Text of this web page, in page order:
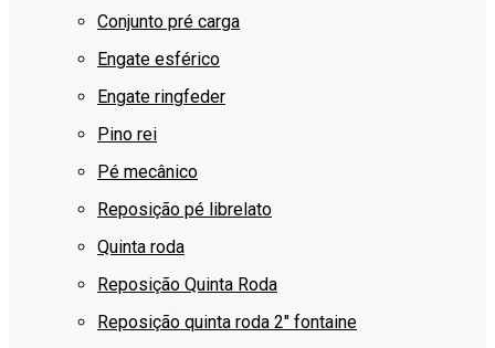
Conjunto pré carga
Engate esférico
Engate ringfeder
Pino rei
Pé mecânico
Reposição pé librelato
Quinta roda
Reposição Quinta Roda
Reposição quinta roda 2″ fontaine